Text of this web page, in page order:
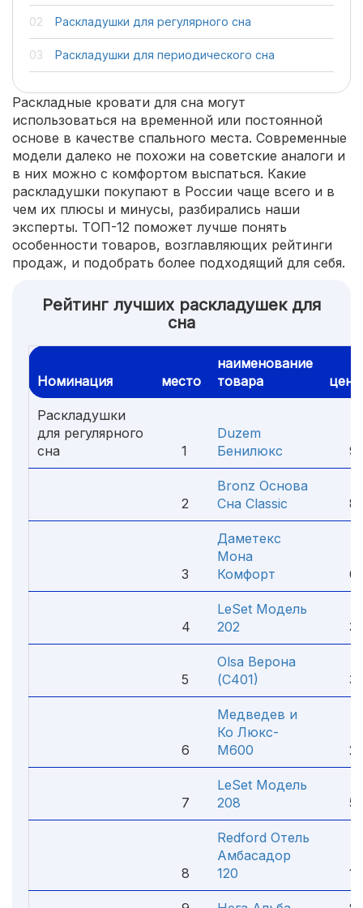
Раскладушки для регулярного сна
Раскладушки для периодического сна
Раскладные кровати для сна могут
использоваться на временной или постоянной
основе в качестве спального места. Современные
модели далеко не похожи на советские аналоги и
в них можно с комфортом выспаться. Какие
раскладушки покупают в России чаще всего и в
чем их плюсы и минусы, разбирались наши
эксперты. ТОП-12 поможет лучше понять
особенности товаров, возглавляющих рейтинги
продаж, и подобрать более подходящий для себя.
Рейтинг лучших раскладушек для
сна
Номинация место
наименование
товара
цена
Раскладушки
для регулярного
сна
1
Duzem
Бенилюкс
9
2
Bronz Основа
Сна Classic
8
3
Даметекс
Мона
Комфорт
6
4
LeSet Модель
202
3
5
Olsa Верона
(С401)
3
6
Медведев и
Ко Люкс-
М600
2
7
LeSet Модель
208
5
8
Redford Отель
Амбасадор
120
11